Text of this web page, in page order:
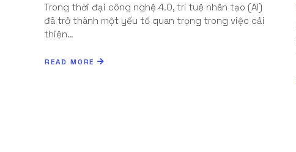
Trong thời đại công nghệ 4.0, trí tuệ nhân tạo (AI)
đã trở thành một yếu tố quan trọng trong việc cải
thiện…
READ MORE